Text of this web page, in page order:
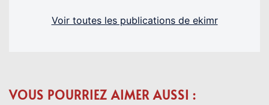
Voir toutes les publications de ekimr
VOUS POURRIEZ AIMER AUSSI :